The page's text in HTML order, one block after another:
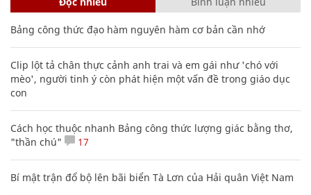
Bảng công thức đạo hàm nguyên hàm cơ bản cần nhớ
Clip lột tả chân thực cảnh anh trai và em gái như 'chó với
mèo', người tinh ý còn phát hiện một vấn đề trong giáo dục
con
Cách học thuộc nhanh Bảng công thức lượng giác bằng thơ,
"thần chú"
17
Bí mật trận đổ bộ lên bãi biển Tà Lơn của Hải quân Việt Nam